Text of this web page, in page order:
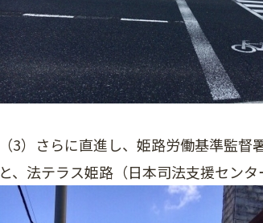
（3）さらに直進し、姫路労働基準監
と、法テラス姫路（日本司法支援セン